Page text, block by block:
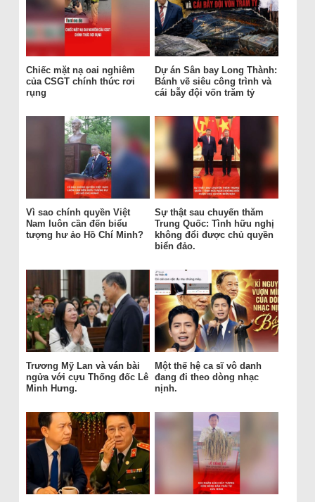
Chiếc mặt nạ oai nghiêm
của CSGT chính thức rơi
rụng
Dự án Sân bay Long Thành:
Bánh vẽ siêu công trình và
cái bẫy đội vốn trăm tỷ
Vì sao chính quyền Việt
Nam luôn cần đến biểu
tượng hư ảo Hồ Chí Minh?
Sự thật sau chuyến thăm
Trung Quốc: Tình hữu nghị
không đổi được chủ quyền
biển đảo.
Trương Mỹ Lan và ván bài
ngửa với cựu Thống đốc Lê
Minh Hưng.
Một thế hệ ca sĩ vô danh
đang đi theo dòng nhạc
nịnh.